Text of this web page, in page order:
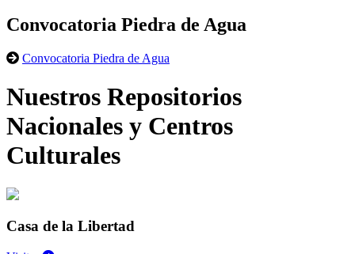
Convocatoria Piedra de Agua
Convocatoria Piedra de Agua
Nuestros Repositorios
Nacionales y Centros
Culturales
Casa de la Libertad